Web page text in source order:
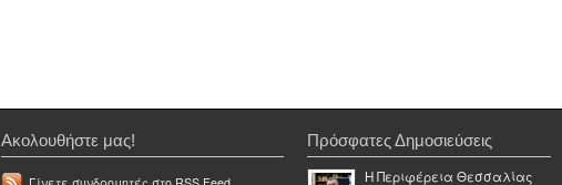
Ακολουθήστε μας!
Πρόσφατες Δημοσιεύσεις
Η Περιφέρεια Θεσσαλίας